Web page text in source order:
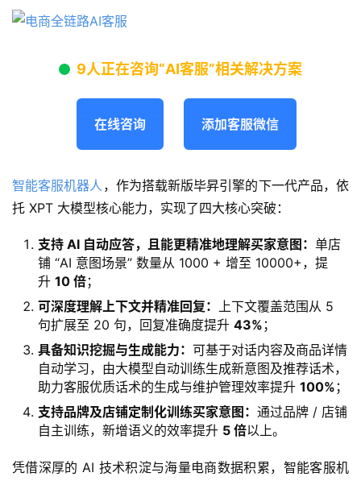
9人正在咨询“AI客服”相关解决方案
在线咨询 添加客服微信
智能客服机器人 ，作为搭载新版毕昇引擎的下一代产品，依
托 XPT 大模型核心能力，实现了四大核心突破：
支持 AI 自动应答，且能更精准地理解买家意图： 单店
铺 “AI 意图场景” 数量从 1000 + 增至 10000+，提
升 10 倍；
可深度理解上下文并精准回复： 上下文覆盖范围从 5
句扩展至 20 句，回复准确度提升 43% ；
具备知识挖掘与生成能力： 可基于对话内容及商品详情
自动学习，由大模型自动训练生成新意图及推荐话术，
助力客服优质话术的生成与维护管理效率提升 100% ；
支持品牌及店铺定制化训练买家意图： 通过品牌 / 店铺
自主训练，新增语义的效率提升 5 倍以上。
凭借深厚的 AI 技术积淀与海量电商数据积累，智能客服机